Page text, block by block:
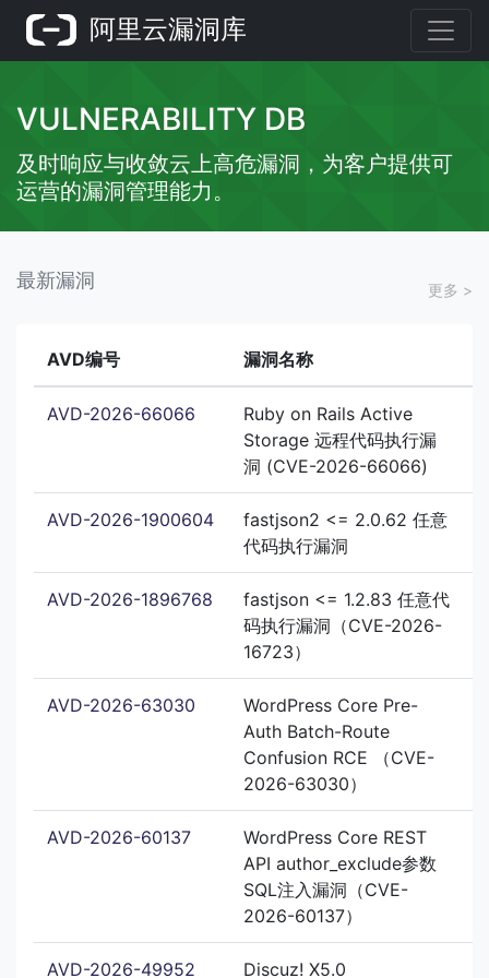
阿里云漏洞库
VULNERABILITY DB
及时响应与收敛云上高危漏洞，为客户提供可
运营的漏洞管理能力。
最新漏洞 更多 >
AVD编号 漏洞名称
AVD-2026-66066
Ruby on Rails Active
Storage 远程代码执行漏
洞 (CVE-2026-66066)
AVD-2026-1900604
fastjson2 <= 2.0.62 任意
代码执行漏洞
AVD-2026-1896768
fastjson <= 1.2.83 任意代
码执行漏洞（CVE-2026-
16723）
AVD-2026-63030
WordPress Core Pre-
Auth Batch-Route
Confusion RCE （CVE-
2026-63030）
AVD-2026-60137
WordPress Core REST
API author_exclude参数
SQL注入漏洞（CVE-
2026-60137）
AVD-2026-49952 Discuz! X5.0